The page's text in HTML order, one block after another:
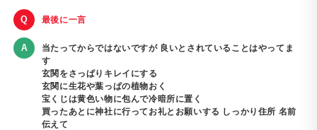
最後に一言
当たってからではないですが 良いとされていることはやってま
す
玄関をさっぱりキレイにする
玄関に生花や葉っぱの植物おく
宝くじは黄色い物に包んで冷暗所に置く
買ったあとに神社に行ってお礼とお願いする しっかり住所 名前
伝えて